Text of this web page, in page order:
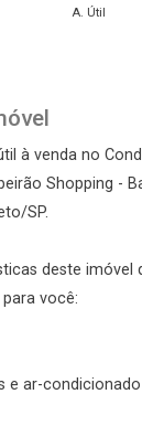
A. Útil
à venda no
Shopping -
SP.
deste imóvel
você:
e ar-condicionado